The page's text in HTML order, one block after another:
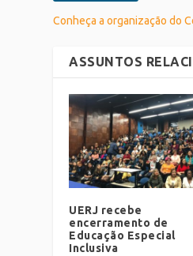
Conheça a organização do
ASSUNTOS
UERJ recebe
encerramento de
Educação Especial
Inclusiva